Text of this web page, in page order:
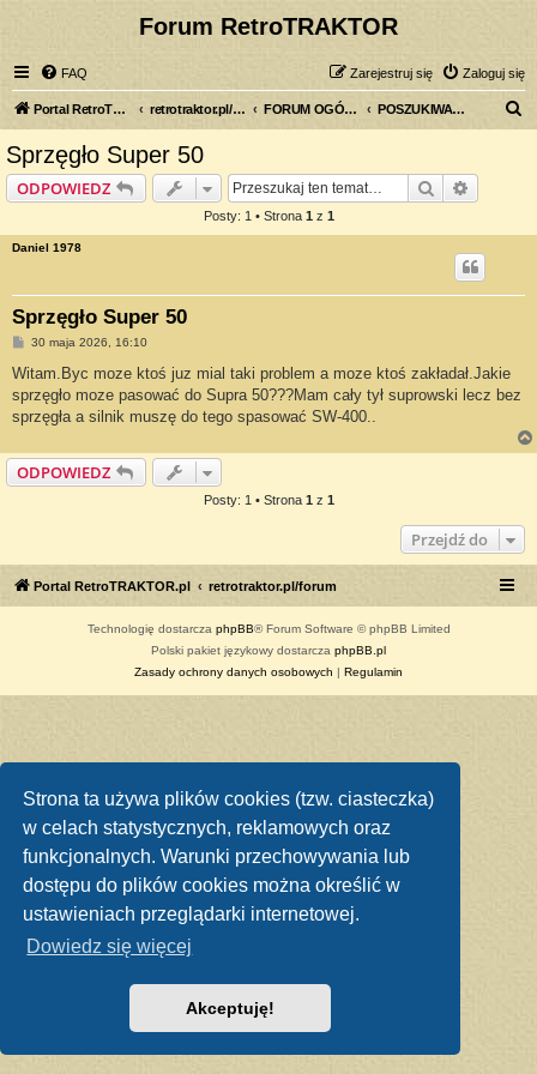
Strona ta używa plików cookies (tzw. ciasteczka)
w celach statystycznych, reklamowych oraz
funkcjonalnych. Warunki przechowywania lub
dostępu do plików cookies można określić w
ustawieniach przeglądarki internetowej.
Dowiedz się więcej
Akceptuję!
Forum RetroTRAKTOR
FAQ Zaloguj się
Zarejestruj się
Portal RetroTRAKTOR.pl retrotraktor.pl/forum FORUM OGÓLNE POSZUKIWANY, POSZUKIWANA
Sprzęgło Super 50
ODPOWIEDZ Szukaj
Posty: 1 • Strona 1 z 1
Daniel 1978
Sprzęgło Super 50
P
s
30 maja 2026, 16:10
Witam.Byc moze ktoś juz mial taki problem a moze ktoś zakładał.Jakie
sprzęgło moze pasować do Supra 50???Mam cały tył suprowski lecz bez
sprzęgła a silnik muszę do tego spasować SW-400..
ODPOWIEDZ
Posty: 1 • Strona 1 z 1
Przejdź do
Portal RetroTRAKTOR.pl retrotraktor.pl/forum
Technologię dostarcza phpBB® Forum Software © phpBB Limited
Polski pakiet językowy dostarcza phpBB.pl
Zasady ochrony danych osobowych | Regulamin